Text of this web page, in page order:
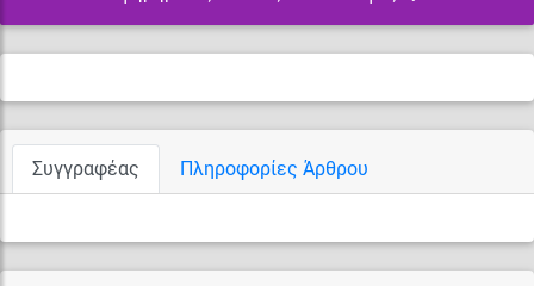
Συγγραφέας Πληροφορίες Άρθρου